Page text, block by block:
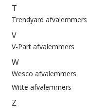
T
Trendyard afvalemmers
V
V-Part afvalemmers
W
Wesco afvalemmers
Witte afvalemmers
Z